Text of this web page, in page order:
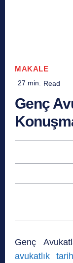
MAKALE
27 min. Read
Genç
Genç
avukatlık